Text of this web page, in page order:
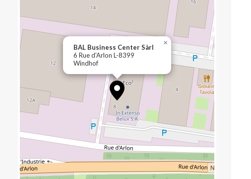
BAL Business Center Sàrl
6 Rue d'Arlon L-8399
Windhof
×